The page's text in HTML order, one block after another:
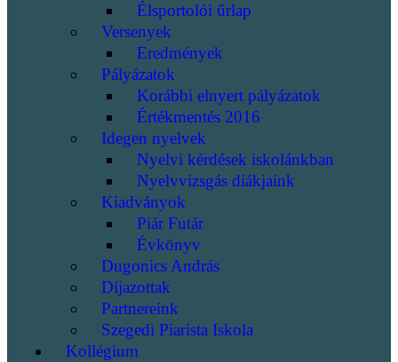
Élsportolói űrlap
Versenyek
Eredmények
Pályázatok
Korábbi elnyert pályázatok
Értékmentés 2016
Idegen nyelvek
Nyelvi kérdések iskolánkban
Nyelvvizsgás diákjaink
Kiadványok
Piár Futár
Évkönyv
Dugonics András
Díjazottak
Partnereink
Szegedi Piarista Iskola
Kollégium